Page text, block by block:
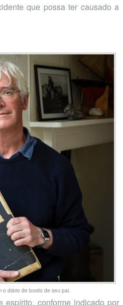
que possa ter causado a
o diário de bordo de seu pai.
espírito, conforme indicado por